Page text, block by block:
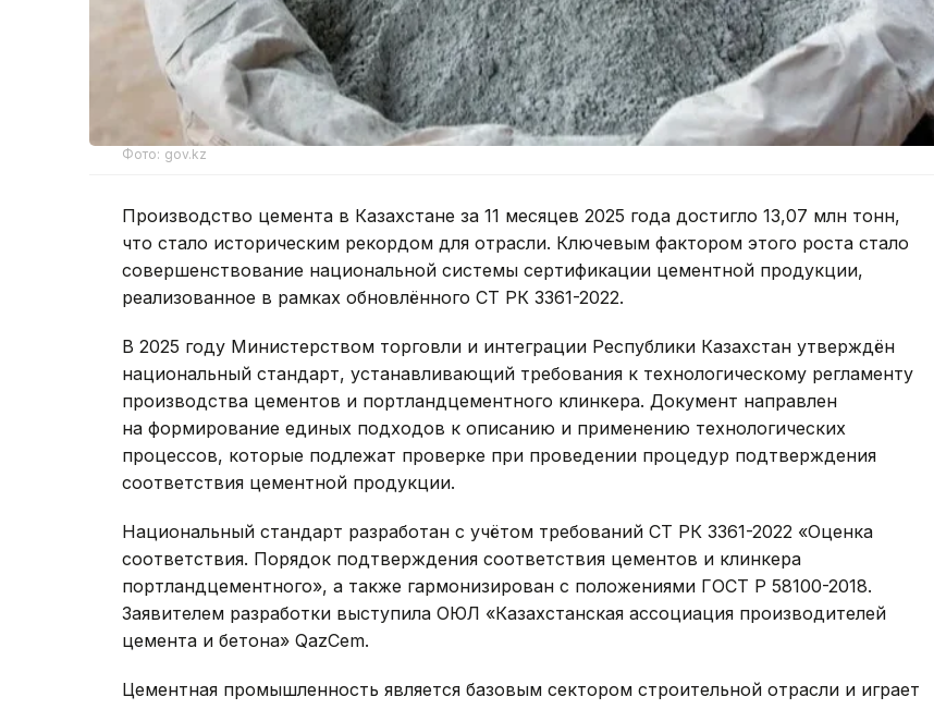
Фото: gov.kz
Производство цемента в Казахстане за 11 месяцев 2025 года достигло 13,07 млн тонн,
что стало историческим рекордом для отрасли. Ключевым фактором этого роста стало
совершенствование национальной системы сертификации цементной продукции,
реализованное в рамках обновлённого СТ РК 3361-2022.
В 2025 году Министерством торговли и интеграции Республики Казахстан утверждён
национальный стандарт, устанавливающий требования к технологическому регламенту
производства цементов и портландцементного клинкера. Документ направлен
на формирование единых подходов к описанию и применению технологических
процессов, которые подлежат проверке при проведении процедур подтверждения
соответствия цементной продукции.
Национальный стандарт разработан с учётом требований СТ РК 3361-2022 «Оценка
соответствия. Порядок подтверждения соответствия цементов и клинкера
портландцементного», а также гармонизирован с положениями ГОСТ Р 58100-2018.
Заявителем разработки выступила ОЮЛ «Казахстанская ассоциация производителей
цемента и бетона» QazCem.
Цементная промышленность является базовым сектором строительной отрасли и играет